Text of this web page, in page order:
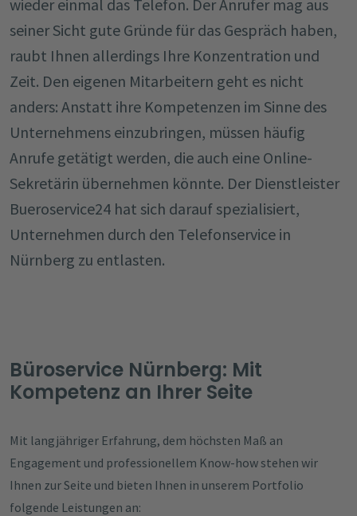
wieder einmal das Telefon. Der Anrufer mag aus
seiner Sicht gute Gründe für das Gespräch haben,
raubt Ihnen allerdings Ihre Konzentration und
Zeit. Den eigenen Mitarbeitern geht es nicht
anders: Anstatt ihre Kompetenzen im Sinne des
Unternehmens einzubringen, müssen häufig
Anrufe getätigt werden, die auch eine Online-
Sekretärin übernehmen könnte. Der Dienstleister
Bueroservice24 hat sich darauf spezialisiert,
Unternehmen durch den Telefonservice in
Nürnberg zu entlasten.
Büroservice Nürnberg: Mit
Kompetenz an Ihrer Seite
Mit langjähriger Erfahrung, dem höchsten Maß an
Engagement und professionellem Know-how stehen wir
Ihnen zur Seite und bieten Ihnen in unserem Portfolio
folgende Leistungen an: